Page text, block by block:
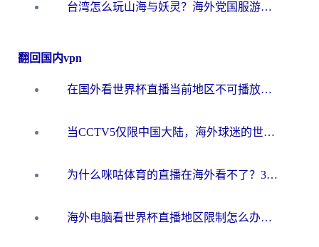
台湾怎么玩山海与妖灵？海外党国服游戏加速全攻略，告别延迟卡顿
翻回国内vpn
在国外看世界杯直播当前地区不可播放？海外党必看的回国加速全攻略
当CCTV5仅限中国大陆，海外球迷的世界杯狂欢如何继续？
为什么咪咕体育的直播在海外看不了？3步解决海外看世界杯+抖音地区限制难题
海外电脑看世界杯直播地区限制怎么办？你需要一个聪明的加速器